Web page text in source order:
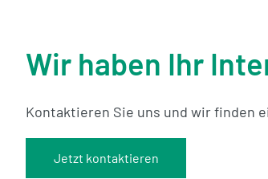
Mehr erfahren
Wir haben Ihr
Kontaktieren Sie uns und wir finden
Jetzt kontaktieren